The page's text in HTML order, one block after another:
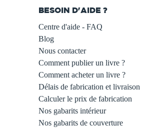
BESOIN D'AIDE ?
Centre d'aide - FAQ
Blog
Nous contacter
Comment publier un livre ?
Comment acheter un livre ?
Délais de fabrication et livraison
Calculer le prix de fabrication
Nos gabarits intérieur
Nos gabarits de couverture